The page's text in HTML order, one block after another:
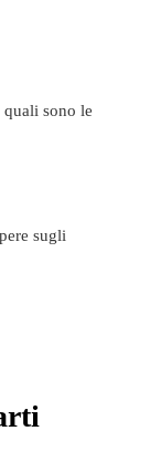
sono le
sugli